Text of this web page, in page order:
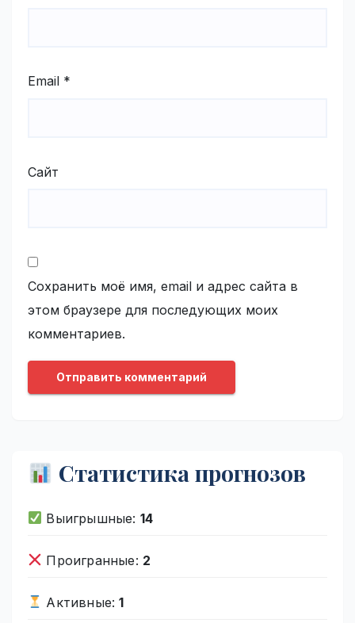
Email *
Сайт
Сохранить моё имя, email и адрес сайта в
этом браузере для последующих моих
комментариев.
Статистика прогнозов
Выигрышные: 14
Проигранные: 2
Активные:1